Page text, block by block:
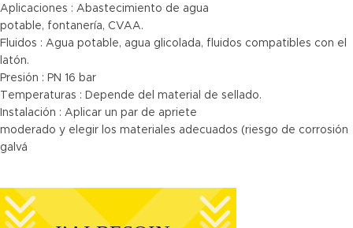
Aplicaciones : Abastecimiento de agua
potable, fontanería, CVAA.
Fluidos : Agua potable, agua glicolada, fluidos compatibles con el
latón.
Presión : PN 16 bar
Temperaturas : Depende del material de sellado.
Instalación : Aplicar un par de apriete
moderado y elegir los materiales adecuados (riesgo de corrosión
galvá